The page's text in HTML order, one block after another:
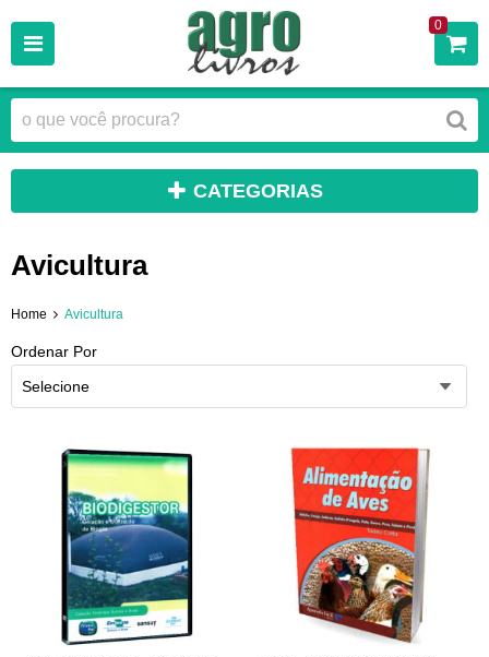
0
CATEGORIAS
Avicultura
Home Avicultura
Ordenar Por
Selecione